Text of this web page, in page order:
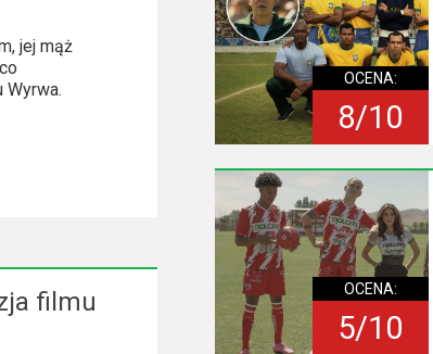
jej mąż
Wyrwa.
filmu
OCENA:
8/10
OCENA:
5/10